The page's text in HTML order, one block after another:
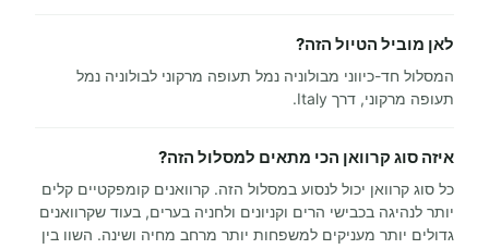
לאן מוביל הטיול הזה?
המסלול חד-כיווני מבולוניה נמל תעופה מרקוני לבולוניה נמל
תעופה מרקוני, דרך Italy.
איזה סוג קרוואן הכי מתאים למסלול הזה?
כל סוג קרוואן יכול לנסוע במסלול הזה. קרוואנים קומפקטיים קלים
יותר לנהיגה בכבישי הרים וקניונים ולחניה בערים, בעוד שקרוואנים
גדולים יותר מעניקים למשפחות יותר מרחב מחיה ושינה. השוו בין